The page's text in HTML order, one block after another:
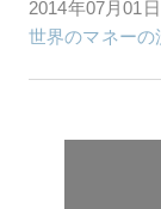
2014年07月01日
世界のマネーの